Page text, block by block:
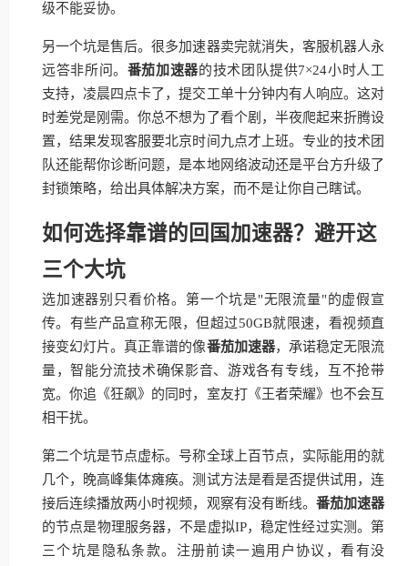
级不能妥协。
另一个坑是售后。很多加速器卖完就消失，客服机器人永
远答非所问。 番茄加速器的技术团队提供7×24小时人工
支持，凌晨四点卡了，提交工单十分钟内有人响应。这对
时差党是刚需。你总不想为了看个剧，半夜爬起来折腾设
置，结果发现客服要北京时间九点才上班。专业的技术团
队还能帮你诊断问题，是本地网络波动还是平台方升级了
封锁策略，给出具体解决方案，而不是让你自己瞎试。
如何选择靠谱的回国加速器？避开这
三个大坑
选加速器别只看价格。第一个坑是"无限流量"的虚假宣
传。有些产品宣称无限，但超过50GB就限速，看视频直
接变幻灯片。真正靠谱的像番茄加速器，承诺稳定无限流
量，智能分流技术确保影音、游戏各有专线，互不抢带
宽。你追《狂飙》的同时，室友打《王者荣耀》也不会互
相干扰。
第二个坑是节点虚标。号称全球上百节点，实际能用的就
几个，晚高峰集体瘫痪。测试方法是看是否提供试用，连
接后连续播放两小时视频，观察有没有断线。 番茄加速器
的节点是物理服务器，不是虚拟IP，稳定性经过实测。第
三个坑是隐私条款。注册前读一遍用户协议，看有没